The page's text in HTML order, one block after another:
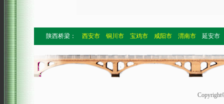
陕西桥梁： 西安市 铜川市 宝鸡市 咸阳市 渭南市 延安市